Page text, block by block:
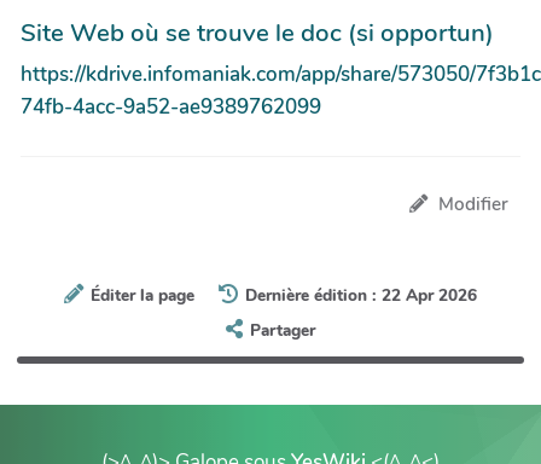
Site Web où se trouve le doc (si opportun)
https://kdrive.infomaniak.com/app/share/573050/
74fb-4acc-9a52-ae9389762099
Modifier
Éditer la page
Dernière édition : 22 Apr 2026
Partager